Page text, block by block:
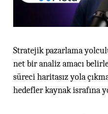
Stratejik pazarlama
net bir analiz amacı
süreci haritasız yola
hedefler kaynak israfına